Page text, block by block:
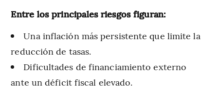
Entre los principales riesgos figuran:
Una inflación más persistente que limite la
reducción de tasas.
Dificultades de financiamiento externo
ante un déficit fiscal elevado.